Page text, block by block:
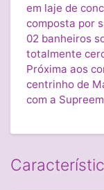
em laje de
composta por
02 banheiros
totalmente
Próxima aos
centrinho de
com a